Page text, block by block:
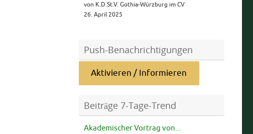
von K.D.St.V. Gothia-Würzburg im CV
26. April 2025
Push-Benachrichtigungen
Aktivieren / Informieren
Beiträge 7-Tage-Trend
Akademischer Vortrag von...